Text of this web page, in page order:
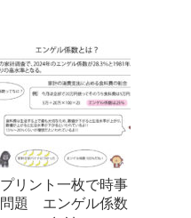
プリント一枚で時事
問題 エンゲル係数